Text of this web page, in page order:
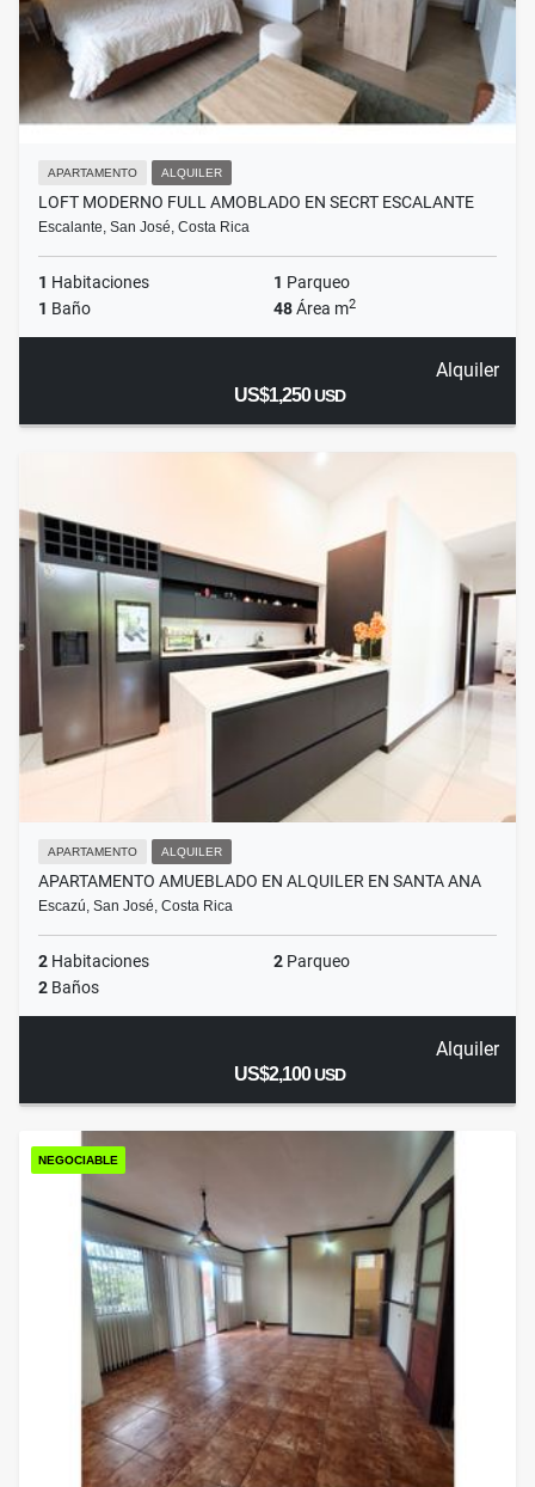
APARTAMENTO ALQUILER
LOFT MODERNO FULL AMOBLADO EN SECRT ESCALANTE
Escalante, San José, Costa Rica
1 Habitaciones 1 Parqueo
1 Baño 48Área m2
Alquiler
US$1,250USD
APARTAMENTO ALQUILER
APARTAMENTO AMUEBLADO EN ALQUILER EN SANTA ANA
Escazú, San José, Costa Rica
2 Habitaciones 2 Parqueo
2 Baños
Alquiler
US$2,100USD
NEGOCIABLE